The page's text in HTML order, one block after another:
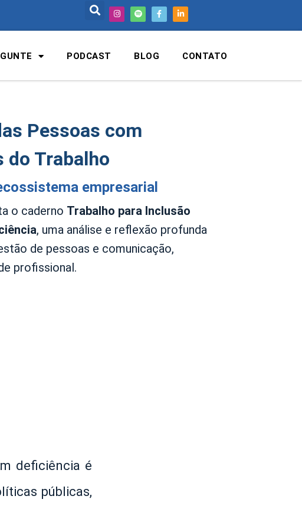
PODCAST BLOG CONTATO
Pessoas com
do Trabalho
empresarial
o caderno Trabalho para Inclusão
, uma análise e reflexão profunda
de pessoas e comunicação,
profissional.
deficiência é
públicas,